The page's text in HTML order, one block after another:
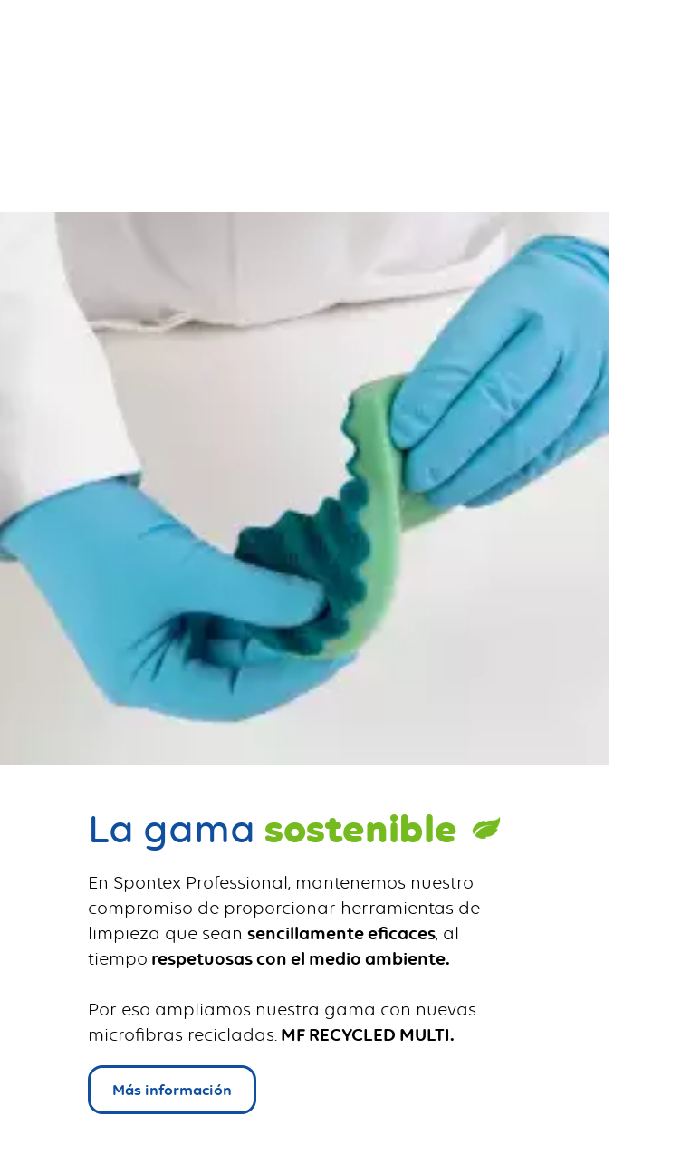
La gama sostenible
En Spontex Professional, mantenemos nuestro
compromiso de proporcionar herramientas de
limpieza que sean sencillamente eficaces, al
tiempo respetuosas con el medio ambiente.
Por eso ampliamos nuestra gama con nuevas
microfibras recicladas: MF RECYCLED MULTI.
Más información